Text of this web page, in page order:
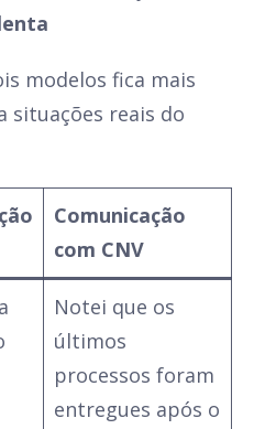
modelos fica mais
situações reais do
Comunicação
com CNV
Notei que os
últimos
processos foram
entregues após o